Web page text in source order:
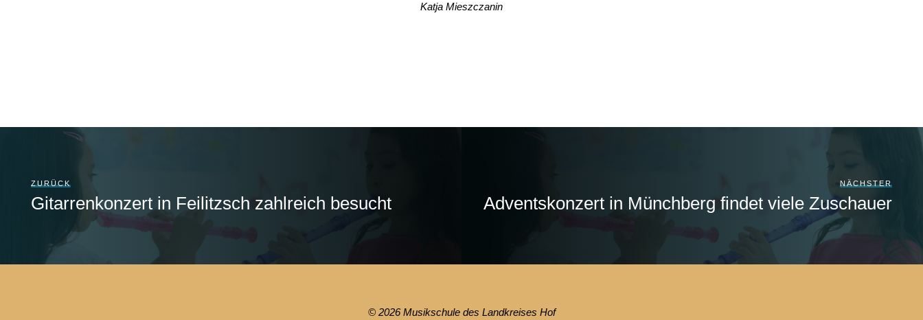
Katja Mieszczanin
ZURÜCK
Gitarrenkonzert in Feilitzsch zahlreich besucht
NÄCHSTER
Adventskonzert in Münchberg findet viele Zuschauer
© 2026 Musikschule des Landkreises Hof